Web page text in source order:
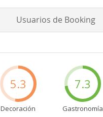
Usuarios de Booking
5.3
Decoración
7.3
Gastronomía